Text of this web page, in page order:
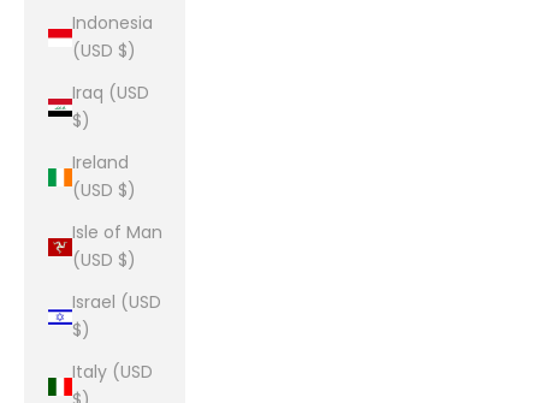
Indonesia
(USD $)
Iraq (USD
$)
Ireland
(USD $)
Isle of Man
(USD $)
Israel (USD
$)
Italy (USD